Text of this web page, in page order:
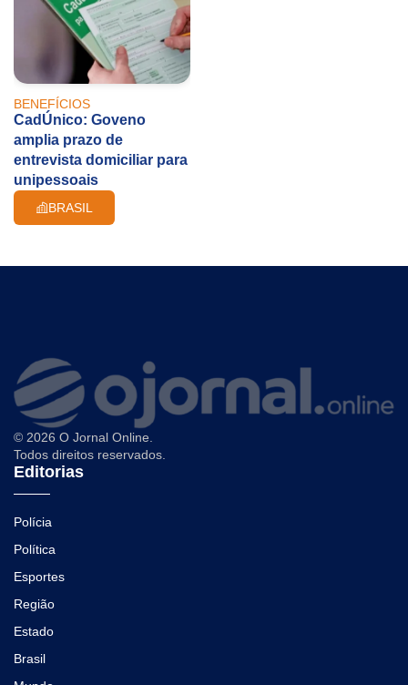
BENEFÍCIOS
CadÚnico: Goveno
amplia prazo de
entrevista domiciliar para
unipessoais
BRASIL
© 2026 O Jornal Online.
Todos direitos reservados.
Editorias
Polícia
Política
Esportes
Região
Estado
Brasil